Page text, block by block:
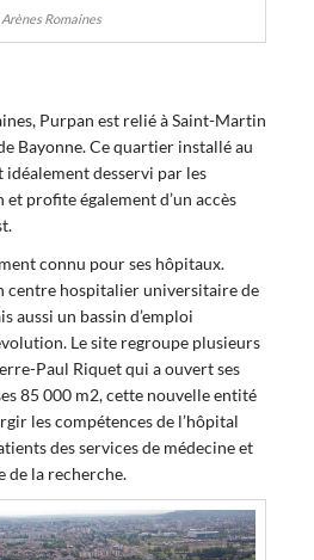
Arènes Romaines
Purpan est relié à Saint-Martin
Bayonne. Ce quartier installé au
idéalement desservi par les
profite également d’un accès
connu pour ses hôpitaux.
centre hospitalier universitaire de
aussi un bassin d’emploi
Le site regroupe plusieurs
Paul Riquet qui a ouvert ses
85 000 m2, cette nouvelle entité
les compétences de l’hôpital
des services de médecine et
de la recherche.